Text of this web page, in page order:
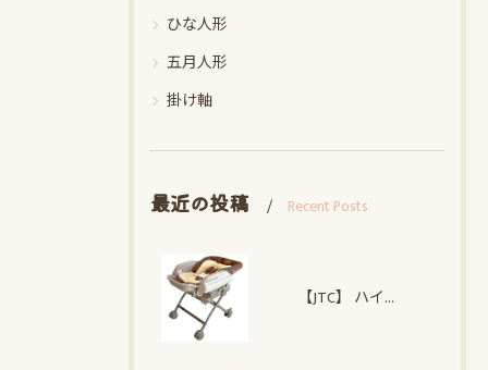
ひな人形
五月人形
掛け軸
最近の投稿 Recent Posts
【JTC】 ハイローオートスイングラック